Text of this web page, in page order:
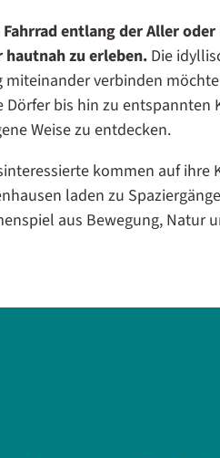
entlang der Aller
zu erleben.Die
verbinden
bis hin zu
Weise zu entdecken.
kommen auf
laden zu
aus Bewegung, Natur